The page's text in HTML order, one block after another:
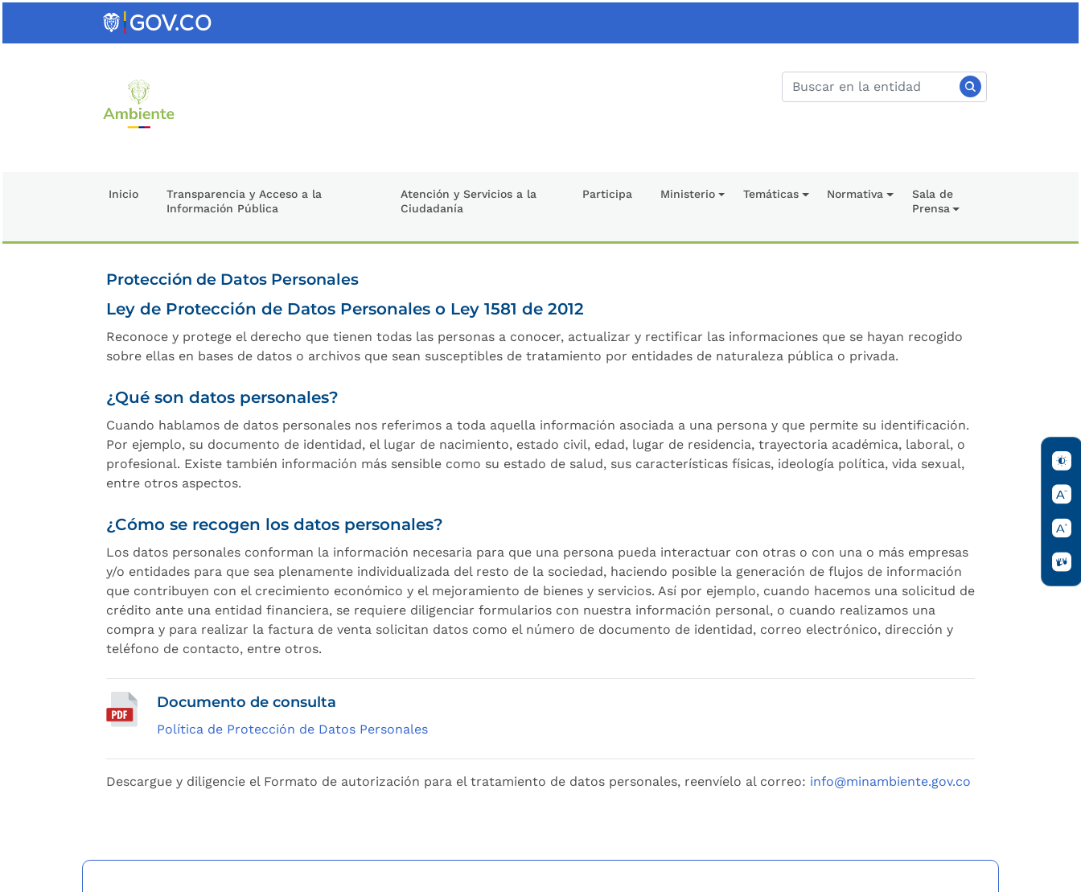
Inicio
Transparencia y Acceso a la
Información Pública
Atención y Servicios a la
Ciudadanía
Participa Ministerio Temáticas Normativa
Sala de
Prensa
Protección de Datos Personales
Ley de Protección de Datos Personales o Ley 1581 de 2012
Reconoce y protege el derecho que tienen todas las personas a conocer, actualizar y rectificar las informaciones que se hayan recogido
sobre ellas en bases de datos o archivos que sean susceptibles de tratamiento por entidades de naturaleza pública o privada.
¿Qué son datos personales?
Cuando hablamos de datos personales nos referimos a toda aquella información asociada a una persona y que permite su identificación.
Por ejemplo, su documento de identidad, el lugar de nacimiento, estado civil, edad, lugar de residencia, trayectoria académica, laboral, o
profesional. Existe también información más sensible como su estado de salud, sus características físicas, ideología política, vida sexual,
entre otros aspectos.
¿Cómo se recogen los datos personales?
Los datos personales conforman la información necesaria para que una persona pueda interactuar con otras o con una o más empresas
y/o entidades para que sea plenamente individualizada del resto de la sociedad, haciendo posible la generación de flujos de información
que contribuyen con el crecimiento económico y el mejoramiento de bienes y servicios. Así por ejemplo, cuando hacemos una solicitud de
crédito ante una entidad financiera, se requiere diligenciar formularios con nuestra información personal, o cuando realizamos una
compra y para realizar la factura de venta solicitan datos como el número de documento de identidad, correo electrónico, dirección y
teléfono de contacto, entre otros.
Documento de consulta
Política de Protección de Datos Personales
Descargue y diligencie el Formato de autorización para el tratamiento de datos personales, reenvíelo al correo: info@minambiente.gov.co